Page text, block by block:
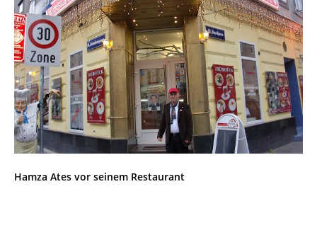
Hamza Ates vor seinem Restaurant